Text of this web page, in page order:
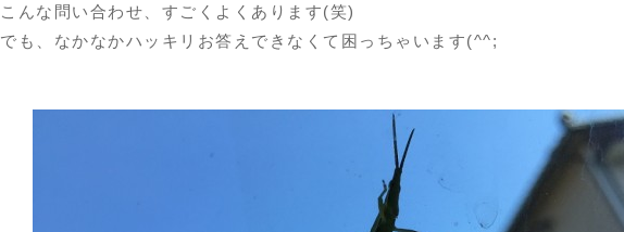
こんな問い合わせ、すごくよくあります(笑)
でも、なかなかハッキリお答えできなくて困っちゃいます(^^;